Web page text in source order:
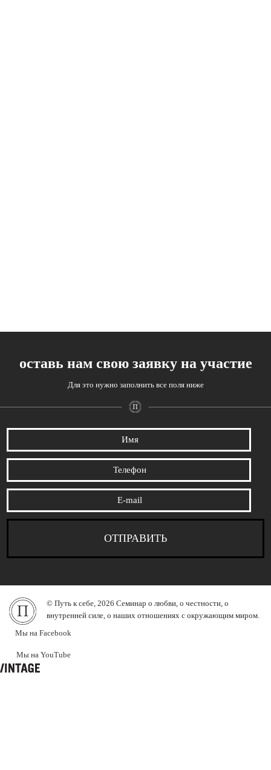
оставь нам свою заявку на участие
Для это нужно заполнить все поля ниже
© Путь к себе, 2026 Семинар о любви, о честности, о
внутренней силе, о наших отношениях с окружающим миром.
Мы на Facebook
Мы на YouTube